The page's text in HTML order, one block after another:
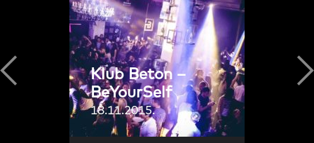
Klub Beton –
BeYourSelf
18.11.2015.